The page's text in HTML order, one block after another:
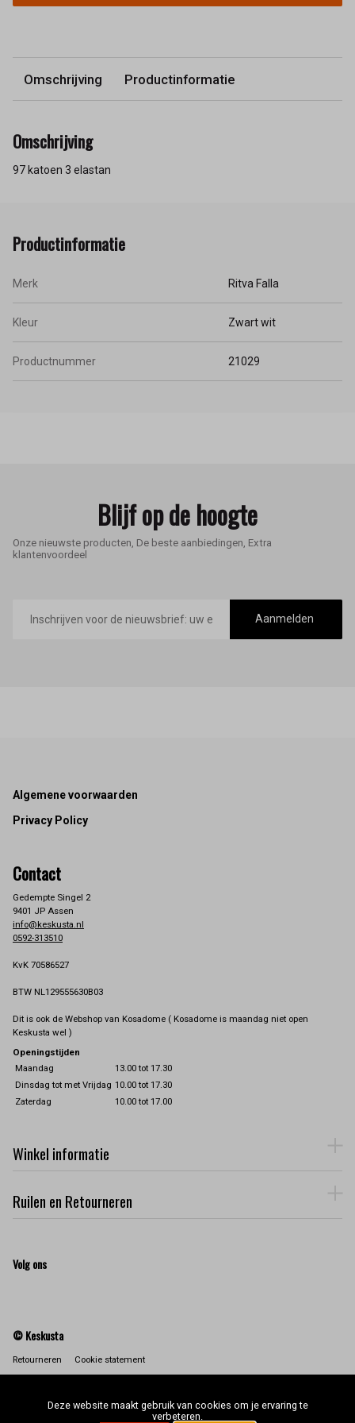
Omschrijving Productinformatie
Omschrijving
97 katoen 3 elastan
Productinformatie
Merk Ritva Falla
Kleur Zwart wit
Productnummer 21029
Blijf op de hoogte
Onze nieuwste producten, De beste aanbiedingen, Extra
klantenvoordeel
mailadres
Aanmelden
Footer
Algemene voorwaarden
Privacy Policy
Contact
Gedempte Singel 2
9401 JP Assen
info@keskusta.nl
0592-313510
KvK 70586527
BTW NL129555630B03
Dit is ook de Webshop van Kosadome ( Kosadome is maandag niet open
Keskusta wel )
Openingstijden
Maandag
13.00 tot 17.30
Dinsdag tot met Vrijdag 10.00 tot 17.30
Zaterdag
10.00 tot 17.00
Winkel informatie
Ruilen en Retourneren
Volg ons
© Keskusta
Retourneren Cookie statement
Deze website maakt gebruik van cookies om je ervaring te
verbeteren.